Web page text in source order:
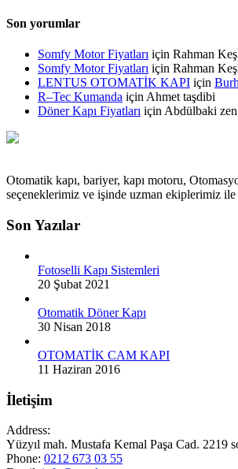
Son yorumlar
Somfy Motor Fiyatları için Rahman
Somfy Motor Fiyatları için Rahman
LENTUS OTOMATİK KAPI için
R–Tec Kumanda için Ahmet taşdibi
Döner Kapı Fiyatları için Abdülbaki
Otomatik kapı, bariyer, kapı motoru,
seçeneklerimiz ve işinde uzman ekiplerimiz
Son Yazılar
Fotoselli Kapı Sistemleri
20 Şubat 2021
Otomatik Döner Kapı
30 Nisan 2018
OTOMATİK CAM KAPI
11 Haziran 2016
İletişim
Address:
Yüzyıl mah. Mustafa Kemal Paşa Cad.
Phone: 0212 673 03 55